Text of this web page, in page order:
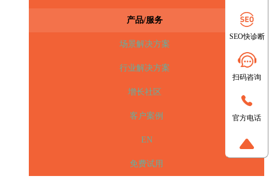
产品/服务
场景解决方案
行业解决方案
增长社区
客户案例
EN
免费试用
SEO快诊断
扫码咨询
官方电话